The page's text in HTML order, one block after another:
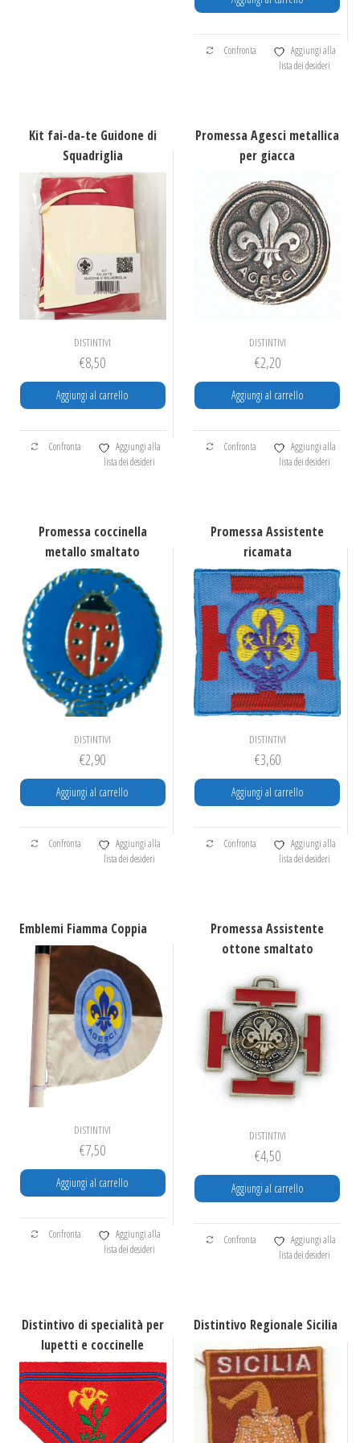
pagina
prodotto
Confronta
Aggiungi alla
lista dei desideri
Kit fai-da-te Guidone di
Squadriglia
DISTINTIVI
€8,50
Aggiungi al carrello
Confronta
Aggiungi alla
lista dei desideri
Promessa Agesci metallica
per giacca
DISTINTIVI
€2,20
Aggiungi al carrello
Confronta
Aggiungi alla
lista dei desideri
Promessa coccinella
metallo smaltato
DISTINTIVI
€2,90
Aggiungi al carrello
Confronta
Aggiungi alla
lista dei desideri
Promessa Assistente
ricamata
DISTINTIVI
€3,60
Aggiungi al carrello
Confronta
Aggiungi alla
lista dei desideri
Emblemi Fiamma Coppia
DISTINTIVI
€7,50
Aggiungi al carrello
Confronta
Aggiungi alla
lista dei desideri
Promessa Assistente
ottone smaltato
DISTINTIVI
€4,50
Aggiungi al carrello
Confronta
Aggiungi alla
lista dei desideri
Distintivo di specialità per
lupetti e coccinelle
Distintivo Regionale Sicilia